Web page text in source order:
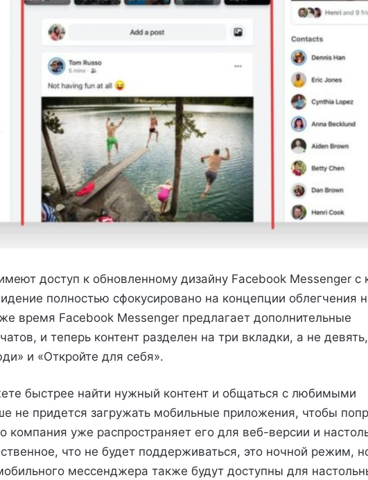
доступ к обновленному дизайну Facebook Messenger с
полностью сфокусировано на концепции облегчения
время Facebook Messenger предлагает дополнительные
и теперь контент разделен на три вкладки, а не
и «Откройте для себя».
быстрее найти нужный контент и общаться с любимыми
не придется загружать мобильные приложения, чтобы
компания уже распространяет его для веб-версии и
что не будет поддерживаться, это ночной режим,
мессенджера также будут доступны для